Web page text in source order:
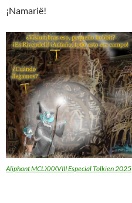
¡Namarië!
Aliphant MCLXXXVIII Especial Tolkien 2025